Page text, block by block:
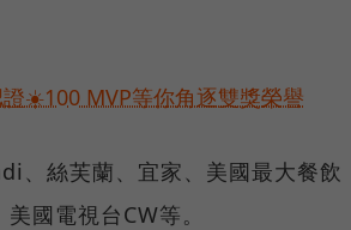
☀️100 MVP等你角逐雙獎榮譽
、絲芙蘭、宜家、美國最大餐飲
國電視台CW等。